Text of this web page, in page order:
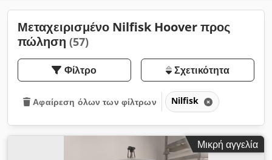
Μεταχειρισμένο Nilfisk Hoover προς
πώληση (57)
Φίλτρο Σχετικότητα
Αφαίρεση όλων των φίλτρων Nilfisk
Μικρή αγγελία